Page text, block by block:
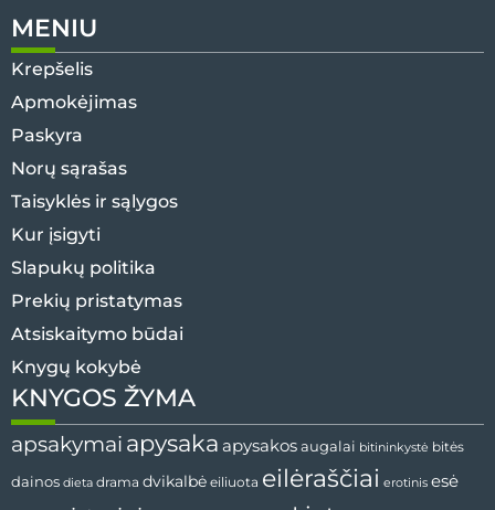
MENIU
Krepšelis
Apmokėjimas
Paskyra
Norų sąrašas
Taisyklės ir sąlygos
Kur įsigyti
Slapukų politika
Prekių pristatymas
Atsiskaitymo būdai
Knygų kokybė
KNYGOS ŽYMA
apsakymai apysaka apysakos augalai bitininkystė bitės
dainos dieta drama dvikalbė eiliuota eilėraščiai erotinis esė